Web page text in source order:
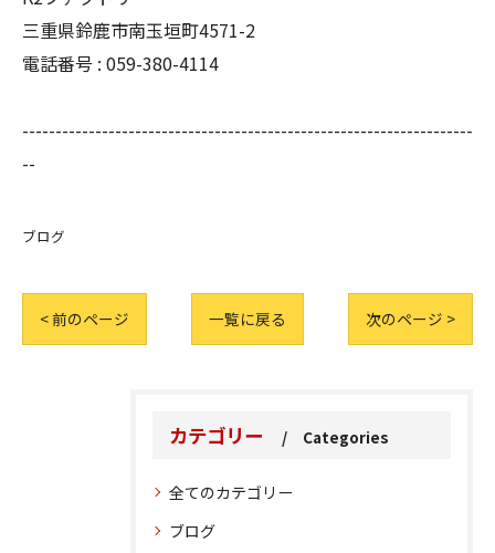
三重県鈴鹿市南玉垣町4571-2
電話番号 : 059-380-4114
--------------------------------------------------------------------
--
ブログ
< 前のページ 一覧に戻る 次のページ >
カテゴリー Categories
全てのカテゴリー
ブログ